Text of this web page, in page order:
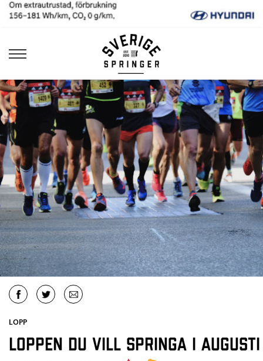
LOPP
Loppen du vill springa i augusti